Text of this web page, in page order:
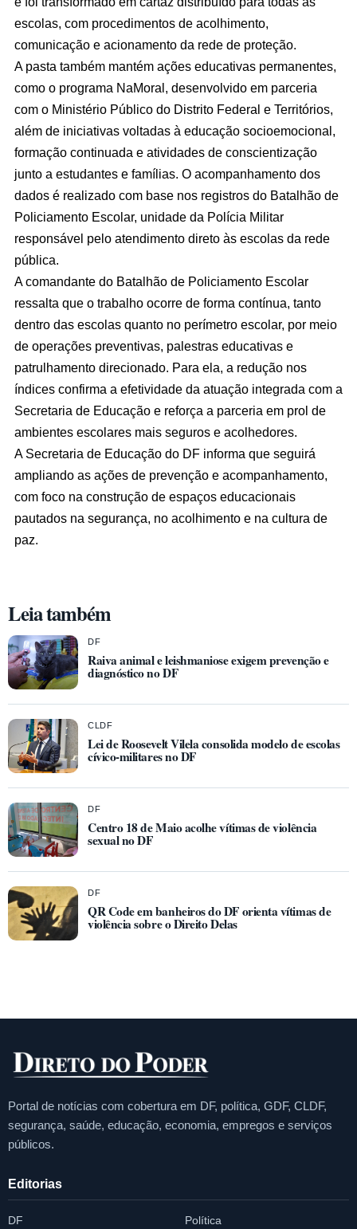
escolas, com procedimentos de acolhimento,
comunicação e acionamento da rede de proteção.
A pasta também mantém ações educativas permanentes,
como o programa NaMoral, desenvolvido em parceria
com o Ministério Público do Distrito Federal e Territórios,
além de iniciativas voltadas à educação socioemocional,
formação continuada e atividades de conscientização
junto a estudantes e famílias. O acompanhamento dos
dados é realizado com base nos registros do Batalhão de
Policiamento Escolar, unidade da Polícia Militar
responsável pelo atendimento direto às escolas da rede
pública.
A comandante do Batalhão de Policiamento Escolar
ressalta que o trabalho ocorre de forma contínua, tanto
dentro das escolas quanto no perímetro escolar, por meio
de operações preventivas, palestras educativas e
patrulhamento direcionado. Para ela, a redução nos
índices confirma a efetividade da atuação integrada com a
Secretaria de Educação e reforça a parceria em prol de
ambientes escolares mais seguros e acolhedores.
A Secretaria de Educação do DF informa que seguirá
ampliando as ações de prevenção e acompanhamento,
com foco na construção de espaços educacionais
pautados na segurança, no acolhimento e na cultura de
paz.
Leia também
DF
Raiva animal e leishmaniose exigem prevenção e
diagnóstico no DF
CLDF
Lei de Roosevelt Vilela consolida modelo de escolas
cívico-militares no DF
DF
Centro 18 de Maio acolhe vítimas de violência
sexual no DF
DF
QR Code em banheiros do DF orienta vítimas de
violência sobre o Direito Delas
Portal de notícias com cobertura em DF, política, GDF, CLDF,
segurança, saúde, educação, economia, empregos e serviços
públicos.
Editorias
DF Política